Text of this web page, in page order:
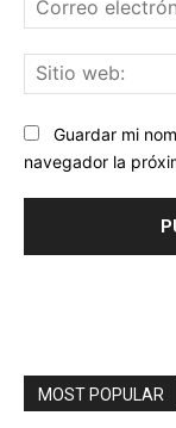
Guardar mi
navegador la
MOST POPULAR